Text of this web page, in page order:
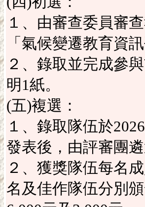
１、由審查委員審
「氣候變遷教育資
２、錄取並完成參
明1紙。
(五)複選：
１、錄取隊伍於
發表後，由評審團
２、獲獎隊伍每名
名及佳作隊伍分別